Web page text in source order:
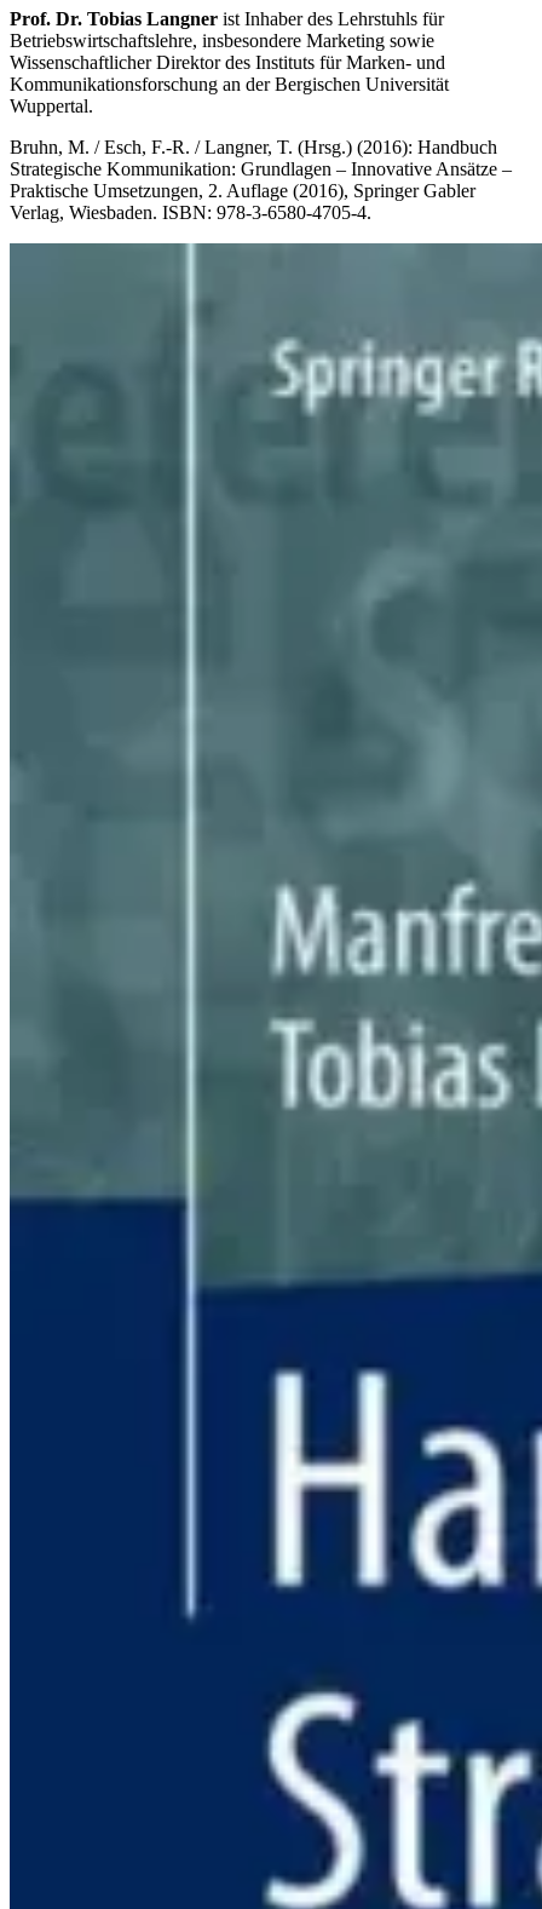
Prof. Dr. Tobias Langner ist Inhaber des Lehrstuhls für
Betriebswirtschaftslehre, insbesondere Marketing sowie
Wissenschaftlicher Direktor des Instituts für Marken- und
Kommunikationsforschung an der Bergischen Universität
Wuppertal.
Bruhn, M. / Esch, F.-R. / Langner, T. (Hrsg.) (2016): Handbuch
Strategische Kommunikation: Grundlagen – Innovative Ansätze –
Praktische Umsetzungen, 2. Auflage (2016), Springer Gabler
Verlag, Wiesbaden. ISBN: 978-3-6580-4705-4.